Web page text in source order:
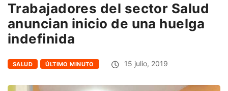
Trabajadores del sector Salud
anuncian inicio de una huelga
indefinida
SALUD ÚLTIMO MINUTO 15 julio, 2019